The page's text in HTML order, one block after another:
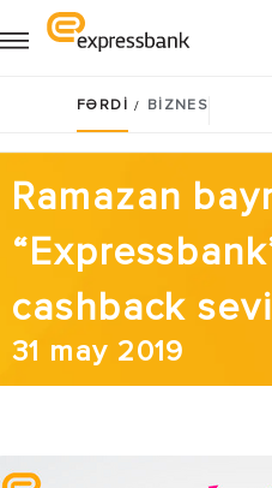
FƏRDİ / BİZNES
Ramazan
cashback
31 may 2019